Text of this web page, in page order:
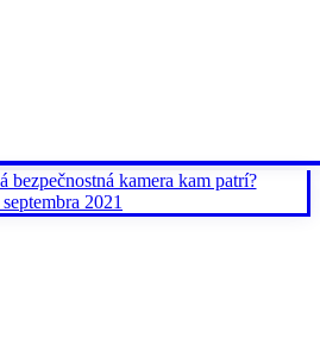
bezpečnostná kamera kam patrí?
2021